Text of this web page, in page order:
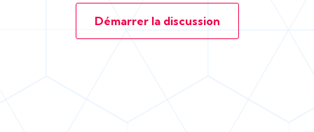
Démarrer la discussion